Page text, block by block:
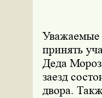
Уважаемые
принять
Деда
заезд
двора.